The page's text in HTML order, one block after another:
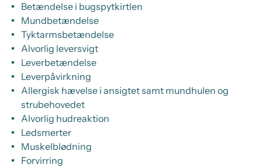
Betændelse i bugspytkirtlen
Mundbetændelse
Tyktarmsbetændelse
Alvorlig leversvigt
Leverbetændelse
Leverpåvirkning
Allergisk hævelse i ansigtet samt mundhulen og
strubehovedet
Alvorlig hudreaktion
Ledsmerter
Muskelblødning
Forvirring